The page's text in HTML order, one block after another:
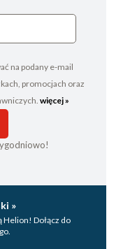
na podany e-mail
promocjach oraz
więcej »
»
Helion! Dołącz do